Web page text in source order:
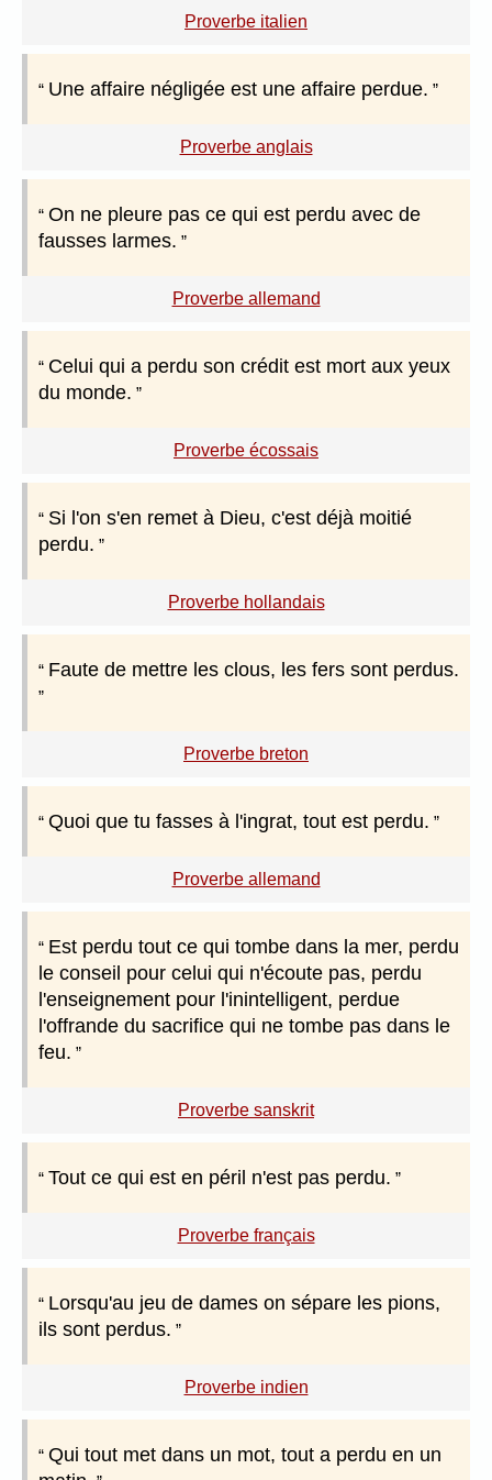
Proverbe italien
Une affaire négligée est une affaire perdue.
Proverbe anglais
On ne pleure pas ce qui est perdu avec de
fausses larmes.
Proverbe allemand
Celui qui a perdu son crédit est mort aux yeux
du monde.
Proverbe écossais
Si l'on s'en remet à Dieu, c'est déjà moitié
perdu.
Proverbe hollandais
Faute de mettre les clous, les fers sont perdus.
Proverbe breton
Quoi que tu fasses à l'ingrat, tout est perdu.
Proverbe allemand
Est perdu tout ce qui tombe dans la mer, perdu
le conseil pour celui qui n'écoute pas, perdu
l'enseignement pour l'inintelligent, perdue
l'offrande du sacrifice qui ne tombe pas dans le
feu.
Proverbe sanskrit
Tout ce qui est en péril n'est pas perdu.
Proverbe français
Lorsqu'au jeu de dames on sépare les pions,
ils sont perdus.
Proverbe indien
Qui tout met dans un mot, tout a perdu en un